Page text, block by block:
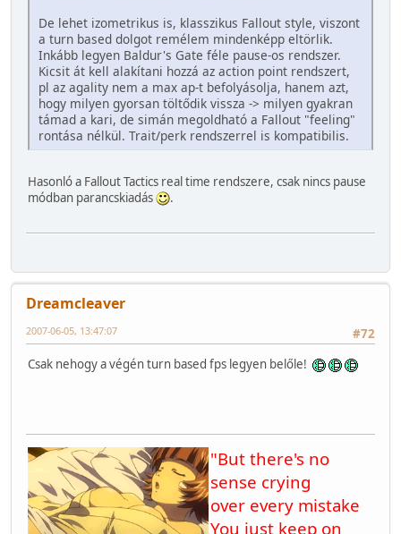
De lehet izometrikus is, klasszikus Fallout style, viszont
a turn based dolgot remélem mindenképp eltörlik.
Inkább legyen Baldur's Gate féle pause-os rendszer.
Kicsit át kell alakítani hozzá az action point rendszert,
pl az agality nem a max ap-t befolyásolja, hanem azt,
hogy milyen gyorsan töltődik vissza -> milyen gyakran
támad a kari, de simán megoldható a Fallout "feeling"
rontása nélkül. Trait/perk rendszerrel is kompatibilis.
Hasonló a Fallout Tactics real time rendszere, csak nincs pause
módban parancskiadás
.
Dreamcleaver
#72
2007-06-05, 13:47:07
Csak nehogy a végén turn based fps legyen belőle!
"But there's no
sense crying
over every mistake
You just keep on